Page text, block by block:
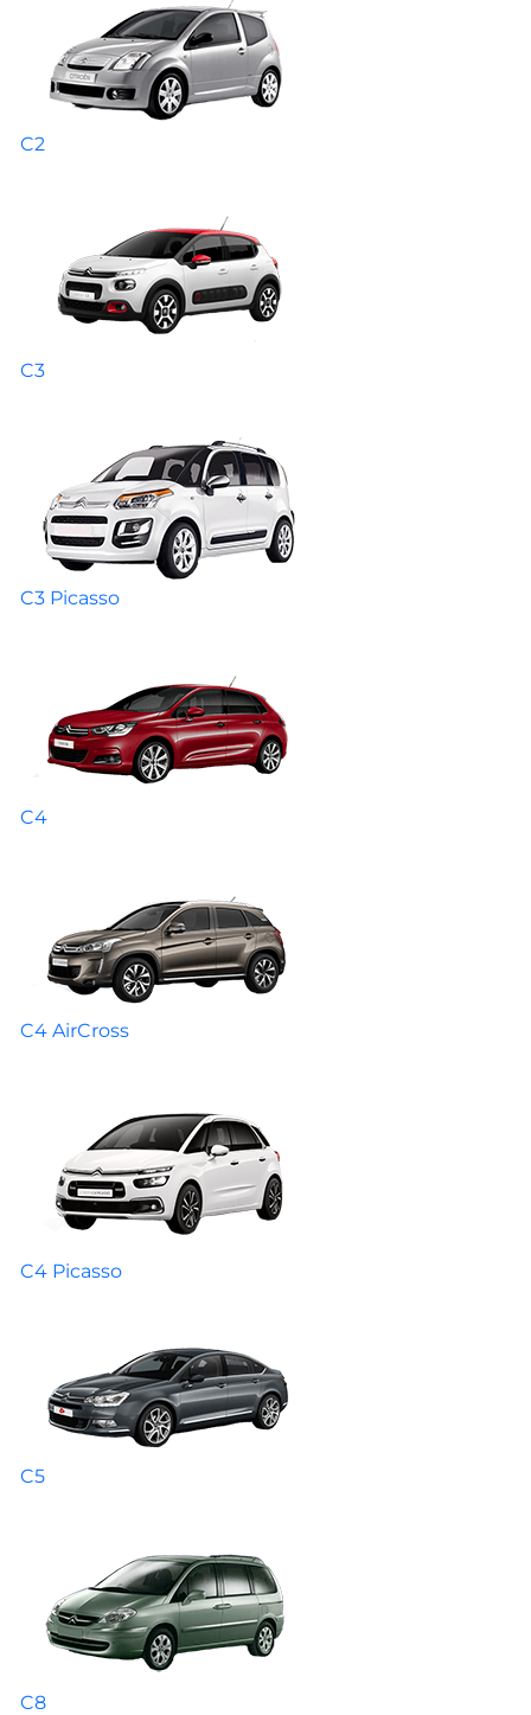
C2
C3
C3 Picasso
C4
C4 AirCross
C4 Picasso
C5
C8